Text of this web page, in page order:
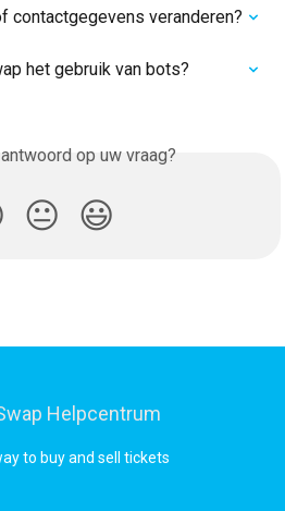
contactgegevens veranderen?
het gebruik van bots?
op uw vraag?
😐 😃
to buy and sell tickets